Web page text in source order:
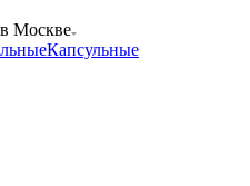
Москве
Капсульные